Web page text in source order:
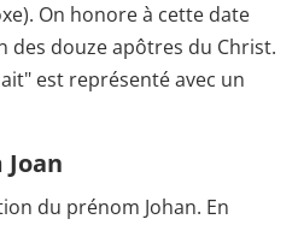
On honore à cette date
des douze apôtres du Christ.
est représenté avec un
du prénom Johan. En